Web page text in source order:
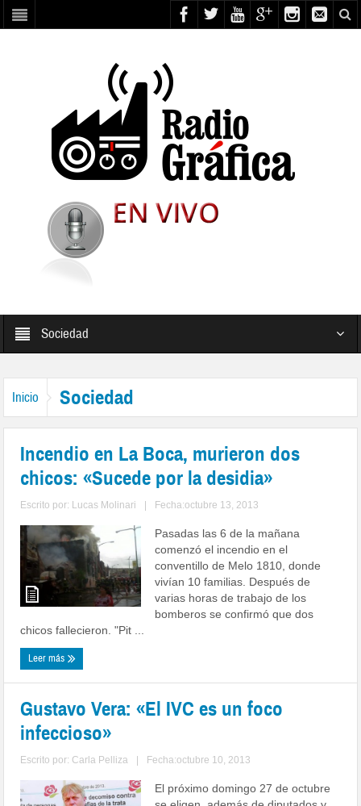
Sociedad
Inicio Sociedad
Incendio en La Boca, murieron dos
chicos: «Sucede por la desidia»
Escrito por: Lucas Molinari Fecha:octubre 13, 2013
Pasadas las 6 de la mañana
comenzó el incendio en el
conventillo de Melo 1810, donde
vivían 10 familias. Después de
varias horas de trabajo de los
bomberos se confirmó que dos
chicos fallecieron. "Pit ...
Leer más
Gustavo Vera: «El IVC es un foco
infeccioso»
Escrito por: Carla Pelliza Fecha:octubre 10, 2013
El próximo domingo 27 de octubre